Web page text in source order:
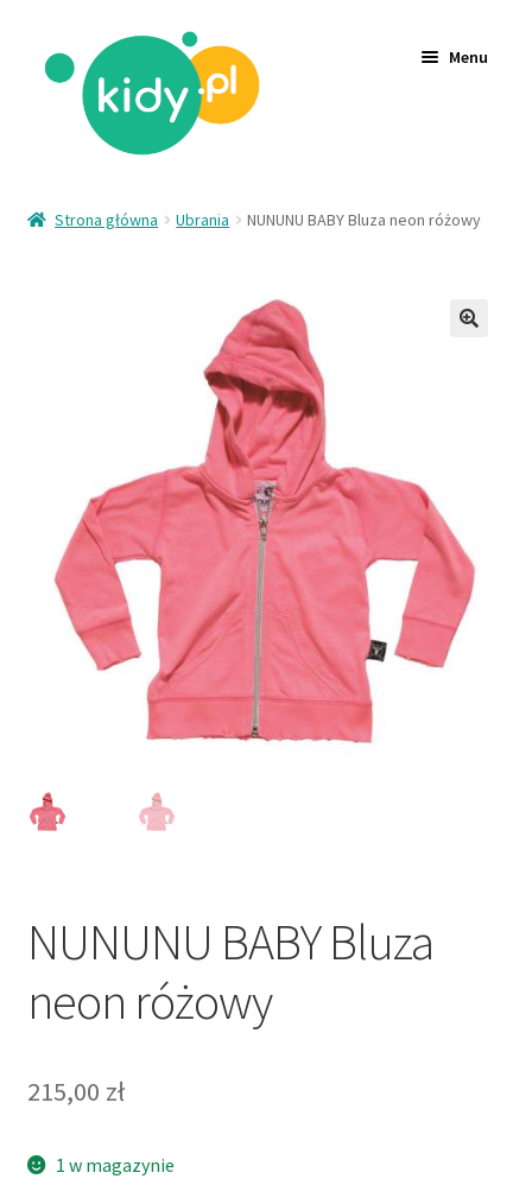
Menu
Strona główna Ubrania NUNUNU BABY Bluza neon różowy
NUNUNU BABY Bluza
neon różowy
215,00 zł
1 w magazynie